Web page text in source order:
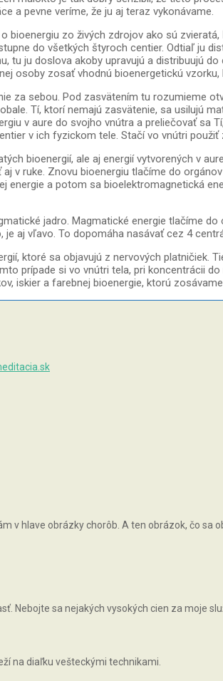
a pevne veríme, že ju aj teraz vykonávame.
zo živých zdrojov ako sú
do všetkých štyroch centier. Odtiaľ ju
ju doslova akoby upravujú a distribuujú
osoby zosať vhodnú bioenergetickú
za sebou. Pod zasvätením tu rozumieme
Tí, ktorí nemajú zasvätenie, sa usilujú
v aure do svojho vnútra a preliečovať sa
v ich fyzickom tele. Stačí vo vnútri použiť
bioenergií, ale aj energií vytvorených v
v ruke. Znovu bioenergiu tlačíme do
a potom sa bioelektromagnetická
jadro. Magmatické energie tlačíme
aj vľavo. To dopomáha nasávať cez 4
ktoré sa objavujú z nervových platničiek.
prípade si vo vnútri tela, pri koncentrácii
iskier a farebnej bioenergie, ktorú
v hlave obrázky chorôb. A ten obrázok, čo sa
Nebojte sa nejakých vysokých cien za moje
na diaľku vešteckými technikami.